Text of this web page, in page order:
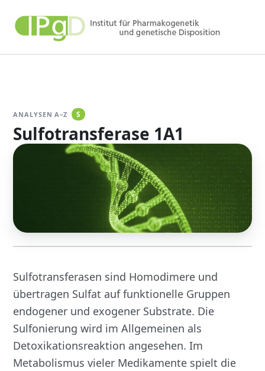
Inhalt
springen
ANALYSEN A–Z S
Sulfotransferase 1A1
Sulfotransferasen sind Homodimere und
übertragen Sulfat auf funktionelle Gruppen
endogener und exogener Substrate. Die
Sulfonierung wird im Allgemeinen als
Detoxikationsreaktion angesehen. Im
Metabolismus vieler Medikamente spielt die